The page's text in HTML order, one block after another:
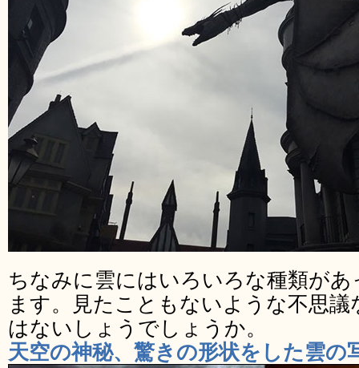
ちなみに雲にはいろいろな種類が
ます。見たこともないような不思
はないしょうでしょうか。
天空の神秘、驚きの形状をした雲の